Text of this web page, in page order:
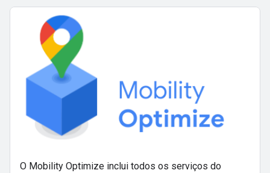
O Mobility Optimize inclui todos os serviços do